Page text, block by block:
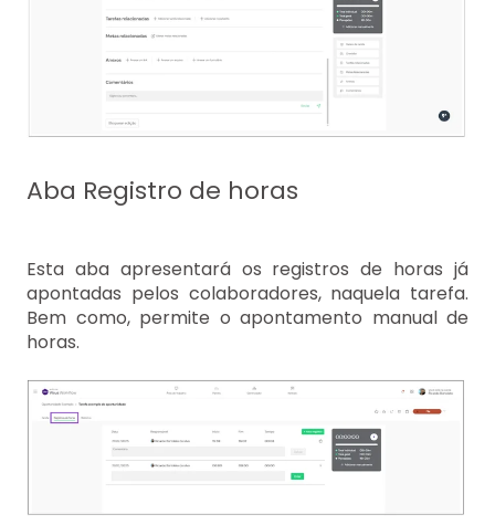
Aba Registro de horas
Esta aba apresentará os registros de horas já
apontadas pelos colaboradores, naquela tarefa.
Bem como, permite o apontamento manual de
horas.